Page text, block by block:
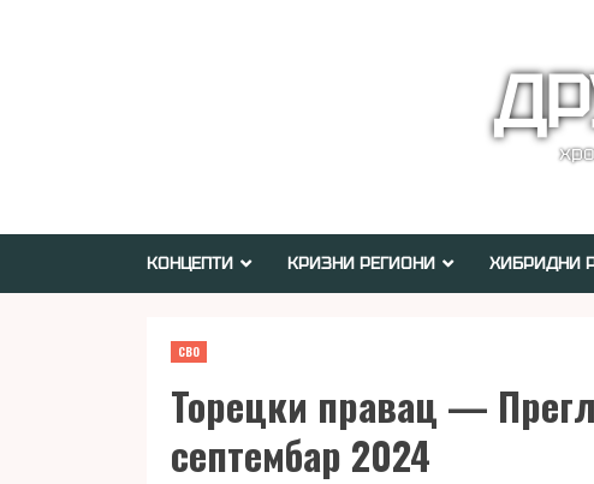
КОНЦЕПТИ КРИЗНИ РЕГИОНИ ХИБРИДНИ
СВО
Торецки правац —
септембар 2024